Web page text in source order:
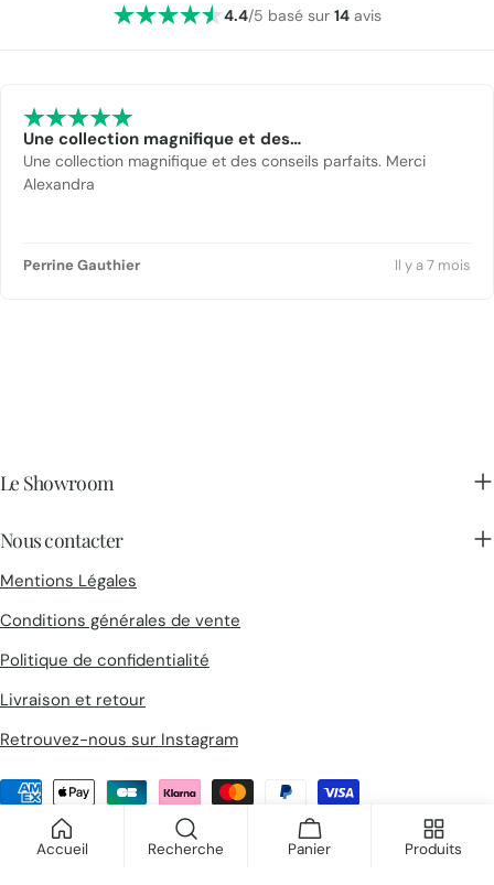
4.4/5 basé sur 14avis
Une collection magnifique et des…
Une collection magnifique et des conseils parfaits. Merci
Alexandra
Perrine Gauthier Il y a 7 mois
Le Showroom
Nous contacter
Mentions Légales
Conditions générales de vente
Politique de confidentialité
Livraison et retour
Retrouvez-nous sur Instagram
© 2026Collections d'Architectes
Méthodes
payement
Accueil Recherche Panier Produits